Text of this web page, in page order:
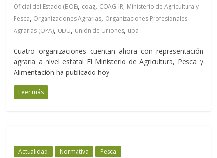
Oficial del Estado (BOE), coag, COAG-IR, Ministerio de Agricultura y
Pesca, Organizaciones Agrarias, Organizaciones Profesionales
Agrarias (OPA), UDU, Unión de Uniones, upa
Cuatro organizaciones cuentan ahora con representación
agraria a nivel estatal El Ministerio de Agricultura, Pesca y
Alimentación ha publicado hoy
Leer más
Actualidad Normativa Pesca